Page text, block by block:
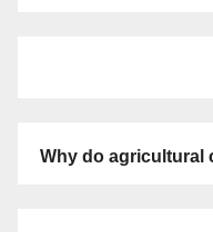
Why do agricultural